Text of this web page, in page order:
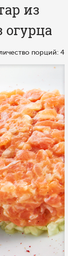
из
огурца
порций: 4